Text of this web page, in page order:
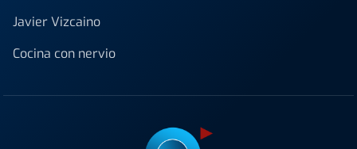
Javier Vizcaino
Cocina con nervio